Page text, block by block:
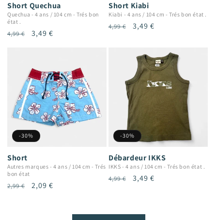
Short Quechua
Quechua -4 ans / 104 cm -Trés bon
état .
Prix
4,99 €
Prix
3,49 €
Short Kiabi
Kiabi - 4 ans / 104 cm -Trés bon état .
Prix
4,99 €
Prix
3,49 €
-30%
Short
Autres marques -4 ans / 104 cm -Trés
bon état
Prix
2,99 €
Prix
2,09 €
-30%
Débardeur IKKS
IKKS -4 ans / 104 cm -Trés bon état .
Prix
4,99 €
Prix
3,49 €